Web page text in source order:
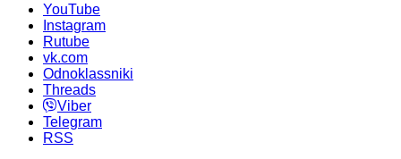
YouTube
Instagram
Rutube
vk.com
Odnoklassniki
Threads
Viber
Telegram
RSS